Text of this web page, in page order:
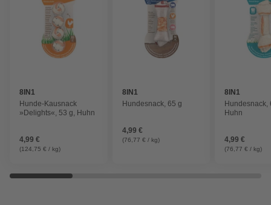
8IN1
Hunde-Kausnack
»Delights«, 53 g, Huhn
4,99 €
(124,75 € / kg)
8IN1
Hundesnack, 65 g
4,99 €
(76,77 € / kg)
8IN1
Hundesnack,
Huhn
4,99 €
(76,77 € / kg)